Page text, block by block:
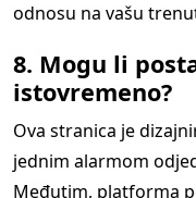
odnosu na vašu
8. Mogu li
istovremeno?
Ova stranica je
jednim alarmom
Međutim, platforma